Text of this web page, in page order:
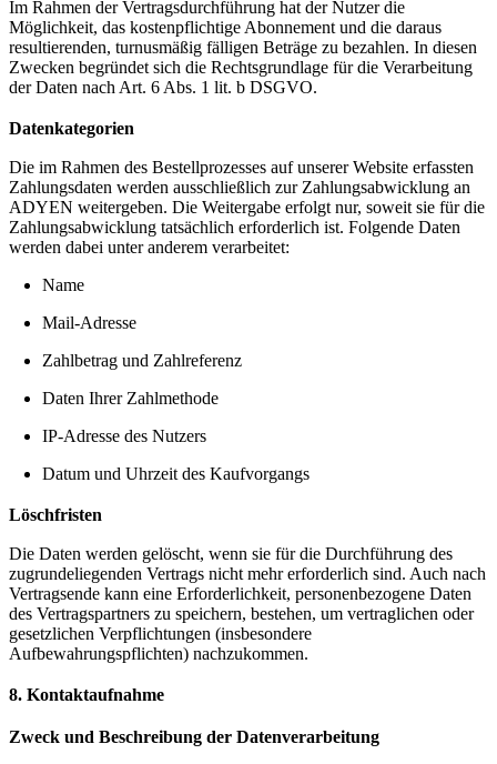
Im Rahmen der Vertragsdurchführung hat der Nutzer die
Möglichkeit, das kostenpflichtige Abonnement und die daraus
resultierenden, turnusmäßig fälligen Beträge zu bezahlen. In diesen
Zwecken begründet sich die Rechtsgrundlage für die Verarbeitung
der Daten nach Art. 6 Abs. 1 lit. b DSGVO.
Datenkategorien
Die im Rahmen des Bestellprozesses auf unserer Website erfassten
Zahlungsdaten werden ausschließlich zur Zahlungsabwicklung an
ADYEN weitergeben. Die Weitergabe erfolgt nur, soweit sie für die
Zahlungsabwicklung tatsächlich erforderlich ist. Folgende Daten
werden dabei unter anderem verarbeitet:
Name
Mail-Adresse
Zahlbetrag und Zahlreferenz
Daten Ihrer Zahlmethode
IP-Adresse des Nutzers
Datum und Uhrzeit des Kaufvorgangs
Löschfristen
Die Daten werden gelöscht, wenn sie für die Durchführung des
zugrundeliegenden Vertrags nicht mehr erforderlich sind. Auch nach
Vertragsende kann eine Erforderlichkeit, personenbezogene Daten
des Vertragspartners zu speichern, bestehen, um vertraglichen oder
gesetzlichen Verpflichtungen (insbesondere
Aufbewahrungspflichten) nachzukommen.
8. Kontaktaufnahme
Zweck und Beschreibung der Datenverarbeitung